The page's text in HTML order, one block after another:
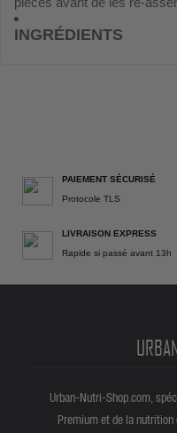
INGRÉDIENTS
PAIEMENT SÉCURISÉ
Protocole TLS
LIVRAISON EXPRESS
Rapide si passé avant 13h
Urban-Nutri-Shop.com,
Premium et de la